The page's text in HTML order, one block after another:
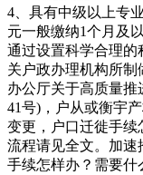
4、具有中级以上专
元一般缴纳1个月及
通过设置科学合理的
关户政办理机构所
办公厅关于高质量推
41号)，户从或衡宇
变更，户口迁徙手续
流程请见全文。加速
手续怎样办？需要什